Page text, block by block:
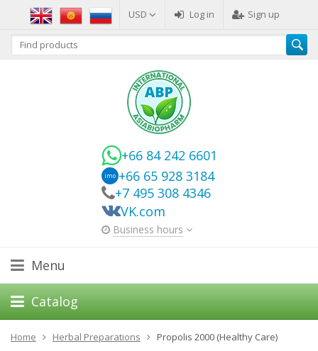
USD Log in Sign up
+66 84 242 6601
imo +66 65 928 3184
+7 495 308 4346
VK.com
Business hours
Menu
Catalog
Home Herbal Preparations Propolis 2000 (Healthy Care)